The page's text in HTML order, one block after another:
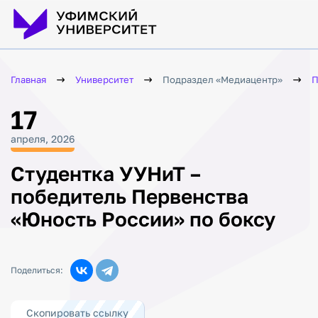
Главная Университет Подраздел «Медиацентр»
17
апреля, 2026
Студентка УУНиТ –
победитель Первенства
«Юность России» по боксу
Поделиться:
Скопировать ссылку